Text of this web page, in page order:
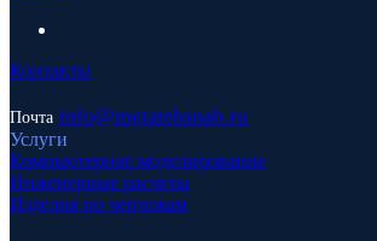
Контакты
Почта info@metatehsnab.ru
Услуги
Компьютерное моделирование
Инженерные расчеты
Изделия по чертежам